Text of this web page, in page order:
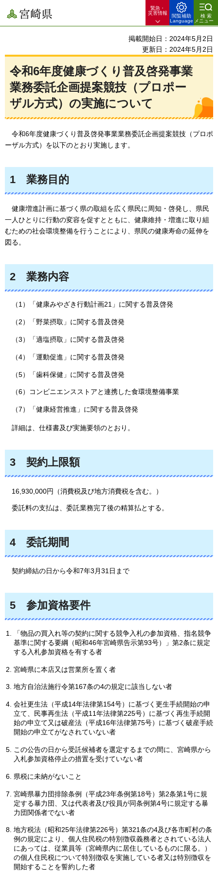
宮崎県
緊急・
災害情報
閲覧補助
Language
検索
メニュー
掲載開始日：2024年5月2日
更新日：2024年5月2日
令和6年度健康づくり普及啓発事業
業務委託企画提案競技（プロポー
ザル方式）の実施について
令和6年度健康づくり普及啓発事業業務委託企画提案競技（プロポ
ーザル方式）を以下のとおり実施します。
1 業務目的
健康増進計画に基づく県の取組を広く県民に周知・啓発し、県民
一人ひとりに行動の変容を促すとともに、健康維持・増進に取り組
むための社会環境整備を行うことにより、県民の健康寿命の延伸を
図る。
2 業務内容
（1）「健康みやざき行動計画21」に関する普及啓発
（2）「野菜摂取」に関する普及啓発
（3）「適塩摂取」に関する普及啓発
（4）「運動促進」に関する普及啓発
（5）「歯科保健」に関する普及啓発
（6）コンビニエンスストアと連携した食環境整備事業
（7）「健康経営推進」に関する普及啓発
詳細は、 仕様書及び実施要領のとおり。
3 契約上限額
16,930,000円 （消費税及び地方消費税を含む。）
委託料の支払は、委託業務完了後の精算払とする。
4 委託期間
契約締結の日から令和7年3月31日まで
5 参加資格要件
「物品の買入れ等の契約に関する競争入札の参加資格、指名競争
基準に関する要綱（昭和46年宮崎県告示第93号）」第2条に規定
する入札参加資格を有する者
宮崎県に本店又は営業所を置く者
地方自治法施行令第167条の4の規定に該当しない者
会社更生法（平成14年法律第154号）に基づく更生手続開始の申
立て、民事再生法（平成11年法律第225号）に基づく再生手続開
始の申立て又は破産法（平成16年法律第75号）に基づく破産手続
開始の申立てがなされていない者
この公告の日から受託候補者を選定するまでの間に、宮崎県から
入札参加資格停止の措置を受けていない者
県税に未納がないこと
宮崎県暴力団排除条例（平成23年条例第18号）第2条第1号に規
定する暴力団、又は代表者及び役員が同条例第4号に規定する暴
力団関係者でない者
地方税法（昭和25年法律第226号）第321条の4及び各市町村の条
例の規定により、個人住民税の特別徴収義務者とされている法人
にあっては、従業員等（宮崎県内に居住しているものに限る。）
の個人住民税について特別徴収を実施している者又は特別徴収を
開始することを誓約した者